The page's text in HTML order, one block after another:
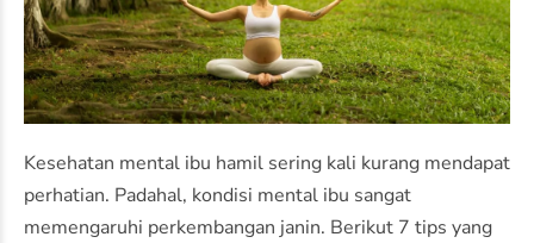
Kesehatan mental ibu hamil sering kali kurang mendapat
perhatian. Padahal, kondisi mental ibu sangat
memengaruhi perkembangan janin. Berikut 7 tips yang